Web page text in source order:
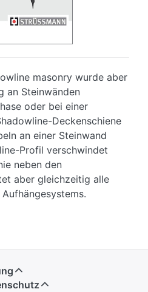
masonry wurde aber
an Steinwänden
oder bei einer
Deckenschiene
an einer Steinwand
Profil verschwindet
neben den
aber gleichzeitig alle